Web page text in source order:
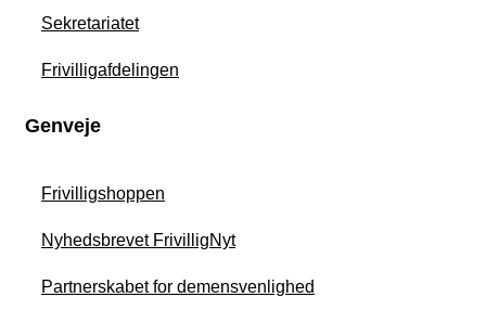
Sekretariatet
Frivilligafdelingen
Genveje
Frivilligshoppen
Nyhedsbrevet FrivilligNyt
Partnerskabet for demensvenlighed